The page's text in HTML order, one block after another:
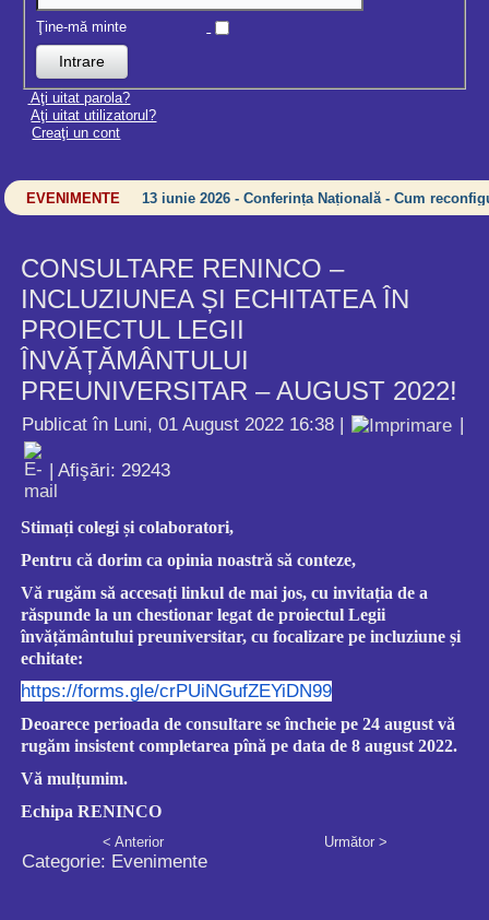
Ţine-mă minte
Aţi uitat parola?
Aţi uitat utilizatorul?
Creaţi un cont
EVENIMENTE 13 iunie 2026 - Conferința Națională - Cum
CONSULTARE RENINCO –
INCLUZIUNEA ȘI ECHITATEA ÎN
PROIECTUL LEGII
ÎNVĂȚĂMÂNTULUI
PREUNIVERSITAR – AUGUST 2022!
Publicat în Luni, 01 August 2022 16:38
| Afişări: 29243
Stimați colegi și colaboratori,
Pentru că dorim ca opinia noastră să conteze,
Vă rugăm să accesați linkul de mai jos, cu invitația de a
răspunde la un chestionar legat de proiectul Legii
învățământului preuniversitar, cu focalizare pe incluziune și
echitate:
https://forms.gle/crPUiNGufZEYiDN99
Deoarece perioada de consultare se încheie pe 24 august vă
rugăm insistent completarea pînăpe data de 8 august 2022.
Vă mulțumim.
Echipa RENINCO
< Anterior Următor >
Categorie: Evenimente